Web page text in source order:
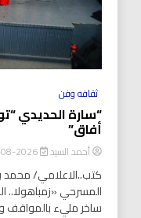
ثقافه وفن
“سارة الحديدي
أفاق”
أحمد السيد 2026-08-09
كتب..الاعلامي/
المسرحي
ساخر مليء بالمواقف